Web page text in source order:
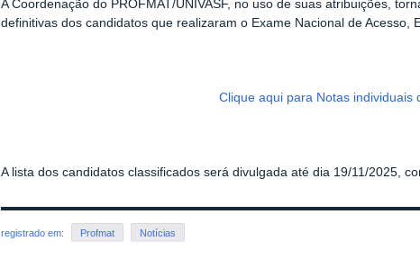
A Coordenação do PROFMAT/UNIVASF, no uso de suas atribuições,
definitivas dos candidatos que realizaram o Exame Nacional de Acesso,
Clique aqui para Notas individuais
A lista dos candidatos classificados será divulgada até dia 19/11/2025,
registrado em: Profmat Notícias